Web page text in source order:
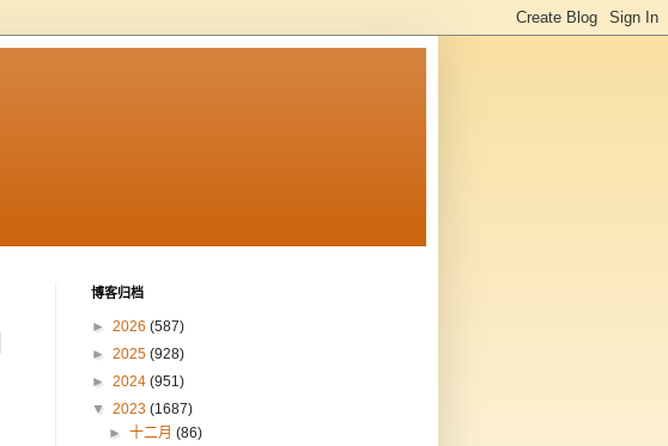
博客归档
► 2026 (587)
► 2025 (928)
► 2024 (951)
▼ 2023 (1687)
►十二月(86)